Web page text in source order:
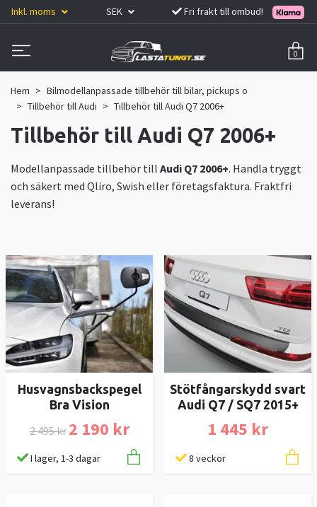
Inkl. moms SEK Fri frakt till ombud!
0
Hem
Bilmodellanpassade tillbehör till bilar, pickups o
Tillbehör till Audi
Tillbehör till Audi Q7 2006+
Tillbehör till Audi Q7 2006+
Modellanpassade tillbehör till Audi Q7 2006+. Handla tryggt
och säkert med Qliro, Swish eller företagsfaktura. Fraktfri
leverans!
Husvagnsbackspegel
Bra Vision
2 495 kr 2 190 kr
I lager, 1-3 dagar
Stötfångarskydd svart
Audi Q7 / SQ7 2015+
1 445 kr
8 veckor